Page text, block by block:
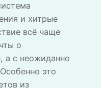
и хитрые
всё чаще
о
а с неожиданно
это
из